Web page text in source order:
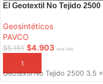
El Geotextil No Tejido 2500
Geosintéticos
PAVCO
$5.161 $4.903 (incl. IVA)
AÑADIR A LA CESTA
Geotextil No Tejido 2500 3.5